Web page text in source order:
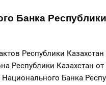
Банка Республики
Республики Казахстан
Республики Казахстан от
Национального Банка